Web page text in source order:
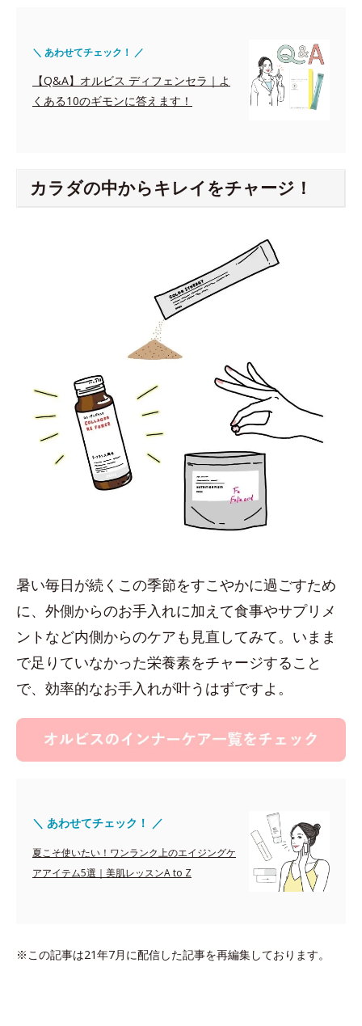
＼ あわせてチェック！ ／
【Q&A】オルビス ディフェンセラ｜よ
くある10のギモンに答えます！
カラダの中からキレイをチャージ！
暑い毎日が続くこの季節をすこやかに過ごすため
に、外側からのお手入れに加えて食事やサプリメ
ントなど内側からのケアも見直してみて。いまま
で足りていなかった栄養素をチャージすること
で、効率的なお手入れが叶うはずですよ。
＼ あわせてチェック！ ／
夏こそ使いたい！ワンランク上のエイジングケ
アアイテム5選｜美肌レッスンA to Z
※この記事は21年7月に配信した記事を再編集しております。